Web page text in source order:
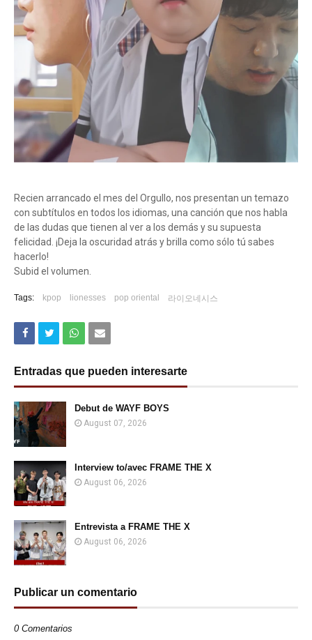
Recien arrancado el mes del Orgullo, nos presentan un temazo
con subtítulos en todos los idiomas, una canción que nos habla
de las dudas que tienen al ver a los demás y su supuesta
felicidad. ¡Deja la oscuridad atrás y brilla como sólo tú sabes
hacerlo!
Subid el volumen.
Tags: kpop lionesses pop oriental 라이오네시스
Entradas que pueden interesarte
Debut de WAYF BOYS
August 07, 2026
Interview to/avec FRAME THE X
August 06, 2026
Entrevista a FRAME THE X
August 06, 2026
Publicar un comentario
0 Comentarios